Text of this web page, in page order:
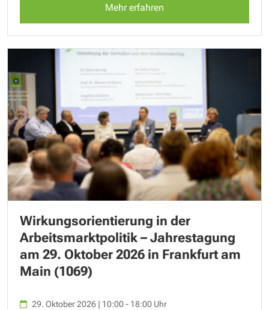
Mehr erfahren
Wirkungsorientierung in der
Arbeitsmarktpolitik – Jahrestagung
am 29. Oktober 2026 in Frankfurt am
Main (1069)
29. Oktober 2026 | 10:00 - 18:00 Uhr